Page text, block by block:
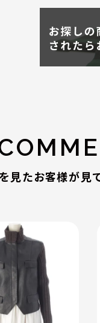
見たお客様が見